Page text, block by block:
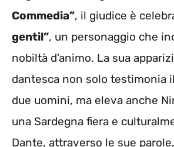
Commedia”, il giudice è
gentil”, un personaggio che
nobiltà d’animo. La sua
dantesca non solo testimonia
due uomini, ma eleva anche
una Sardegna fiera e
Dante, attraverso le sue